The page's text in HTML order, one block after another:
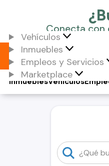
Vehículos
Inmuebles
Empleos y Servicios
Marketplace
Vehículos
Inmuebles